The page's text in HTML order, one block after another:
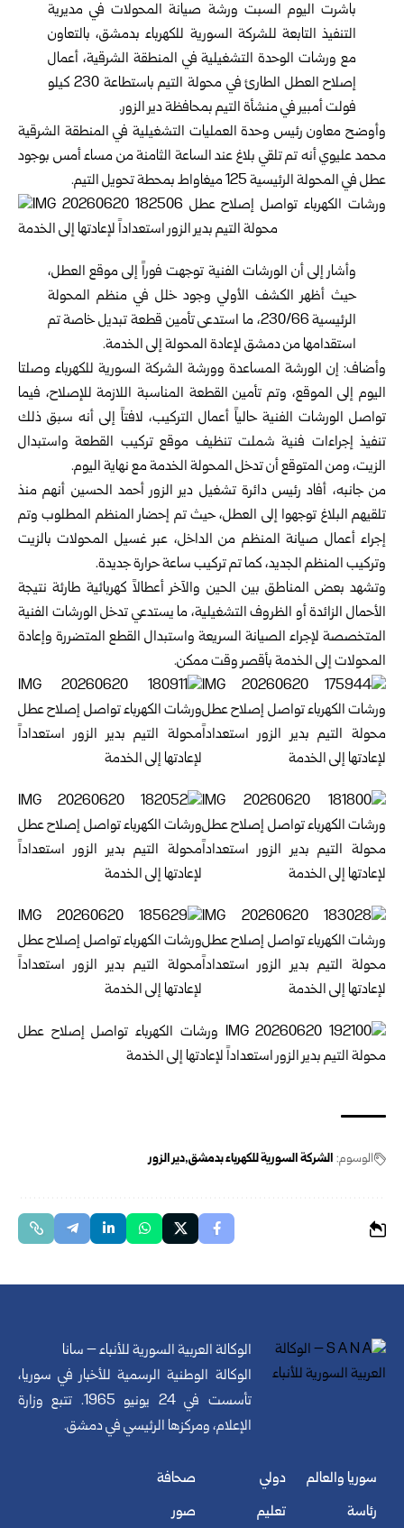
باشرت اليوم السبت ورشة صيانة المحولات في مديرية
التنفيذ التابعة للشركة السورية للكهرباء بدمشق، بالتعاون
مع ورشات الوحدة التشغيلية في المنطقة الشرقية، أعمال
إصلاح العطل الطارئ في محولة التيم باستطاعة 230 كيلو
فولت أمبير في منشأة التيم بمحافظةدير الزور.
وأوضح معاون رئيس وحدة العمليات التشغيلية في المنطقة الشرقية
محمد عليوي أنه تم تلقي بلاغ عند الساعة الثامنة من مساء أمس بوجود
عطل في المحولة الرئيسية 125 ميغاواط بمحطة تحويل التيم.
وأشار إلى أن الورشات الفنية توجهت فوراً إلى موقع العطل،
حيث أظهر الكشف الأولي وجود خلل في منظم المحولة
الرئيسية 230/66، ما استدعى تأمين قطعة تبديل خاصة تم
استقدامها من دمشق لإعادة المحولة إلى الخدمة.
وأضاف: إن الورشة المساعدة وورشة الشركة السورية للكهرباء وصلتا
اليوم إلى الموقع، وتم تأمين القطعة المناسبة اللازمة للإصلاح، فيما
تواصل الورشات الفنية حالياً أعمال التركيب، لافتاً إلى أنه سبق ذلك
تنفيذ إجراءات فنية شملت تنظيف موقع تركيب القطعة واستبدال
الزيت، ومن المتوقع أن تدخل المحولة الخدمة مع نهاية اليوم.
من جانبه، أفاد رئيس دائرة تشغيل دير الزور أحمد الحسين أنهم منذ
تلقيهم البلاغ توجهوا إلى العطل، حيث تم إحضار المنظم المطلوب وتم
إجراء أعمال صيانة المنظم من الداخل، عبر غسيل المحولات بالزيت
وتركيب المنظم الجديد، كما تم تركيب ساعة حرارة جديدة.
وتشهد بعض المناطق بين الحين والآخر أعطالاً كهربائية طارئة نتيجة
الأحمال الزائدة أو الظروف التشغيلية، ما يستدعي تدخل الورشات الفنية
المتخصصة لإجراء الصيانة السريعة واستبدال القطع المتضررة وإعادة
المحولات إلى الخدمة بأقصر وقت ممكن.
الوسوم: الشركة السورية للكهرباء بدمشق دير الزور
الوكالة العربية السورية للأنباء – سانا
الوكالة الوطنية الرسمية للأخبار في سوريا،
تأسست في 24 يونيو 1965. تتبع وزارة
الإعلام، ومركزها الرئيسي في دمشق.
سوريا والعالم
رئاسة
دولي
تعليم
صحافة
صور